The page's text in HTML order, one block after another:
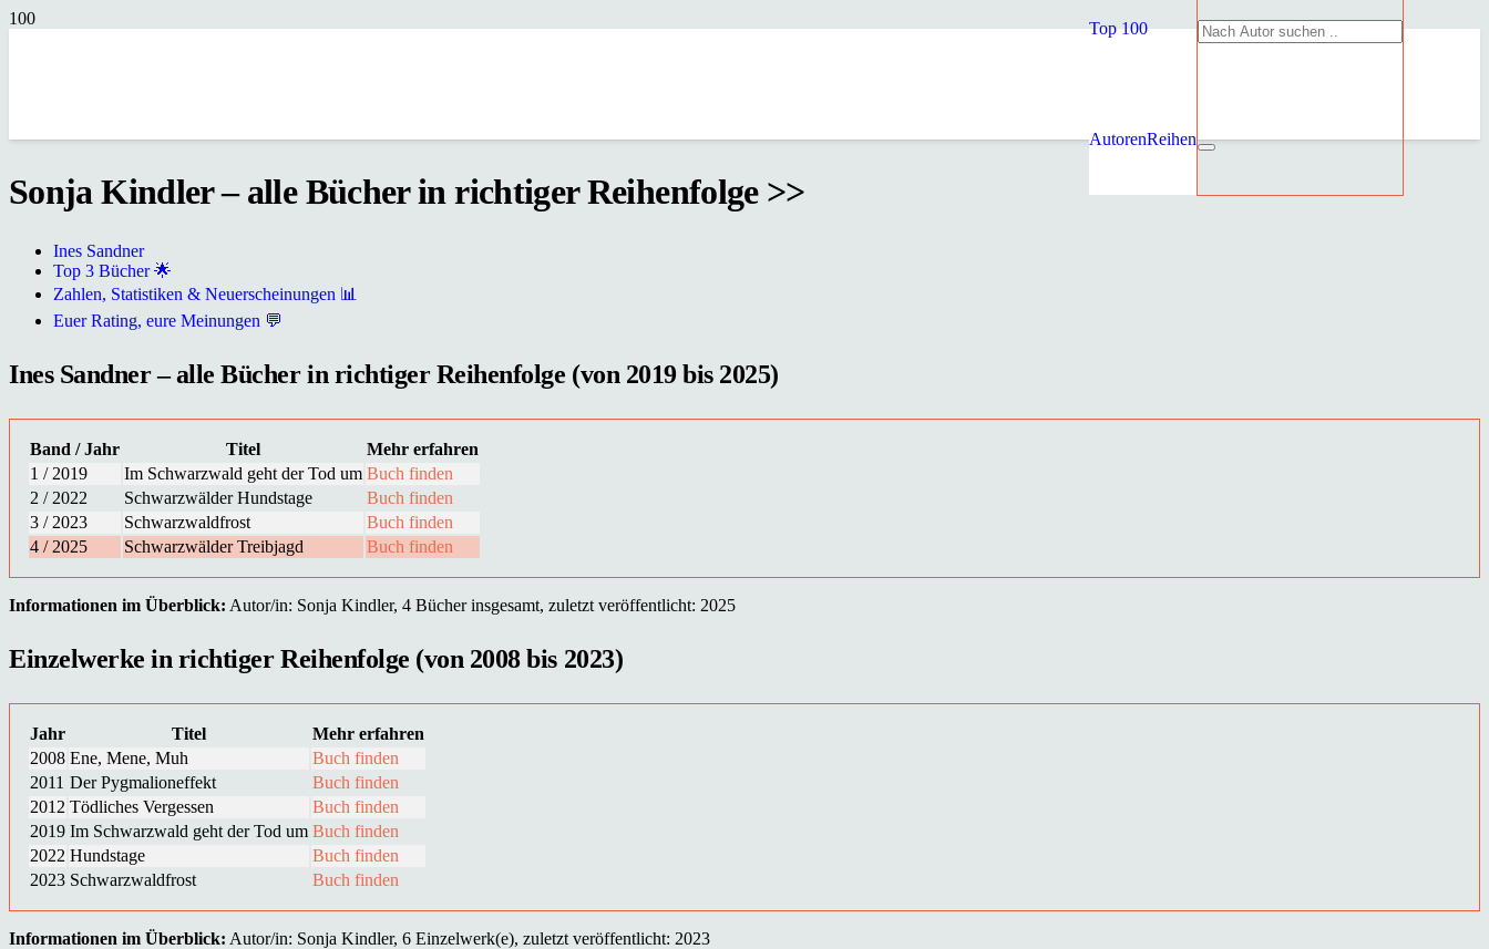
Top 100
AutorenReihen
Sonja Kindler – alle Bücher in richtiger Reihenfolge >>
Ines Sandner
Top 3 Bücher 🌟
Zahlen, Statistiken & Neuerscheinungen 📊
Euer Rating, eure Meinungen 💬
Ines Sandner – alle Bücher in richtiger Reihenfolge (von 2019 bis 2025)
Band / Jahr Titel
Mehr erfahren
1 / 2019
Im Schwarzwald geht der Tod um Buch finden
2 / 2022
Schwarzwälder Hundstage
Buch finden
3 / 2023
Schwarzwaldfrost
Buch finden
4 / 2025
Schwarzwälder Treibjagd Buch finden
Informationen im Überblick: Autor/in: Sonja Kindler, 4 Bücher insgesamt, zuletzt veröffentlicht: 2025
Einzelwerke in richtiger Reihenfolge (von 2008 bis 2023)
Jahr Titel
Mehr erfahren
2008 Ene, Mene, Muh
Buch finden
2011 Der Pygmalioneffekt
Buch finden
2012 Tödliches Vergessen
Buch finden
2019 Im Schwarzwald geht der Tod um Buch finden
2022 Hundstage
Buch finden
2023 Schwarzwaldfrost Buch finden
Informationen im Überblick: Autor/in: Sonja Kindler, 6 Einzelwerk(e), zuletzt veröffentlicht: 2023